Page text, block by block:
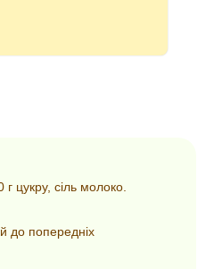
цукру, сіль молоко.
до попередніх